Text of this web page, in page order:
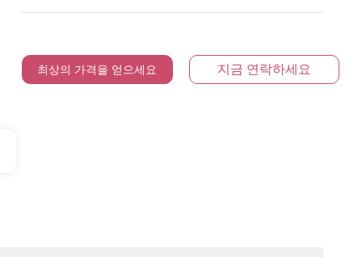
최상의 가격을 얻으세요 지금 연락하세요